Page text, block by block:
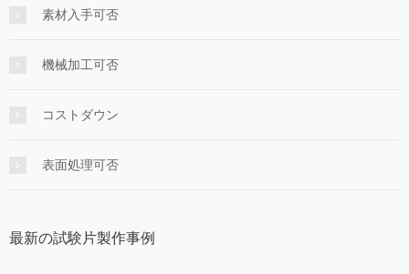
素材入手可否
機械加工可否
コストダウン
表面処理可否
最新の試験片製作事例